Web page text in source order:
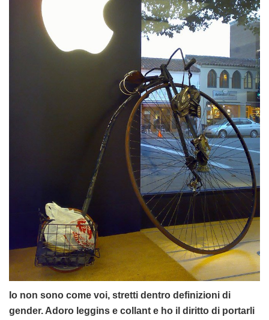
Io non sono come voi, stretti dentro definizioni di
gender. Adoro leggins e collant e ho il diritto di portarli